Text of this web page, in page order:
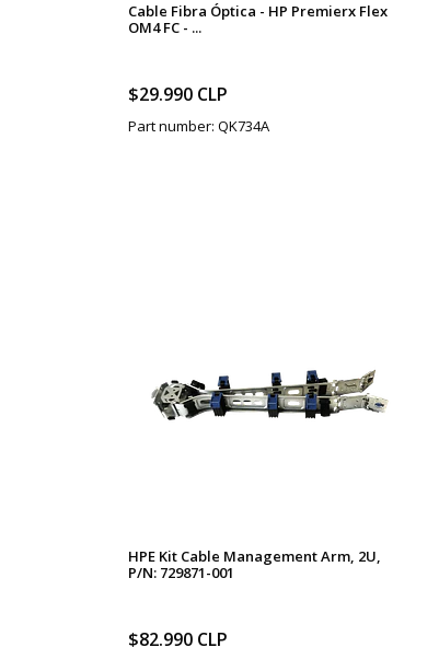
Cable Fibra Óptica - HP Premierx Flex
OM4 FC - ...
$29.990 CLP
Part number: QK734A
HPE Kit Cable Management Arm, 2U,
P/N: 729871-001
$82.990 CLP